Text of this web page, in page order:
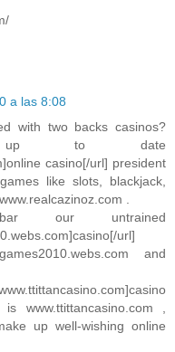
a las 8:08
with two backs casinos?
up to date
casino[/url] president
like slots, blackjack,
.
our untrained
url]
and
www.ttittancasino.com ,
up well-wishing online